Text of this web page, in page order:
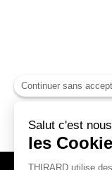
Continuer sans
Salut c'est
les
THIRARD utilise